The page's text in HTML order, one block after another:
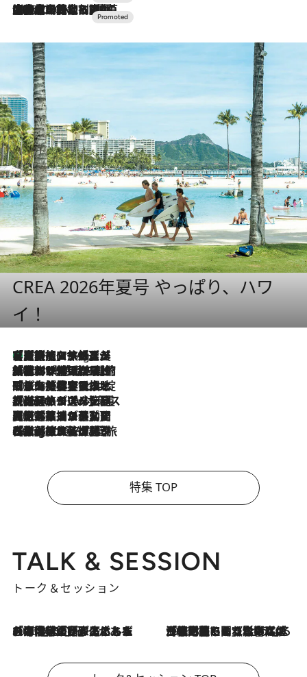
2026.7.10
NEW OPEN！【界 草津】名湯の地に誕生。趣の異なる2種の温泉と上州ならではの会席・蕎麦割烹など美食を味わう究極の癒やし旅
CREA 2026年夏号 やっぱり、ハワ
イ！
11 Hours Ago
【厳選旅コスメ】「多機能アイテムがメイン！」旅好き美容エディターが選んだ夏旅ベストコスメを発表【Mサイズジップ】
2026.8.6
「荷物が増えるほど旅ストレスは増す」美容ジャーナリストがたどり着いた最終結論。“化粧品を劇的に減らす”感動の凝縮美容とは
2026.8.6
「旅先には金髪ウィッグを持参」日本と同じメイクでは損してる!? 美容ジャーナリストが提案する“掟破りの旅美容”とは
2026.8.6
【厳選旅コスメ】「身軽さ＆UV対策重視！」ヘアアーティストshucoが選んだ夏旅ベストコスメを発表【Mサイズジップ】
2026.8.5
【厳選旅コスメ】国内をあちこち移動する河井菜摘が選んだ夏旅ベストコスメ発表！「リラックスアイテムはマスト」【Mサイズジップ】
2026.8.4
【厳選旅コスメ】「紫外線＆乾燥対策しながらメイク感も！」ヘア＆メイクGeorgeが選んだ夏旅ベストコスメを発表！【Mサイズジップ】
特集 TOP
TALK & SESSION
トーク＆セッション
2026.8.3
「今後値上げがあるとすれば…」「リスクがあるのは今年の冬」エネルギー専門家が語る、ホルムズ海峡封鎖が家庭にもたらす“ある心配” 2026.8.3
「住宅建てられない…」「サーチャージ料の高値が続いている」ホルムズ海峡封鎖による影響はいつまで続く？《エネルギー専門家に聞く“どうなる日本の暮らし”》